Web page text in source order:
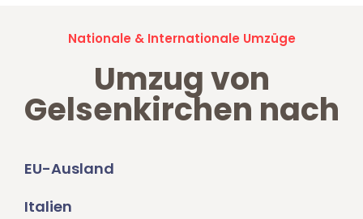
Nationale & Internationale Umzüge
Umzug von
Gelsenkirchen nach
EU-Ausland
Italien